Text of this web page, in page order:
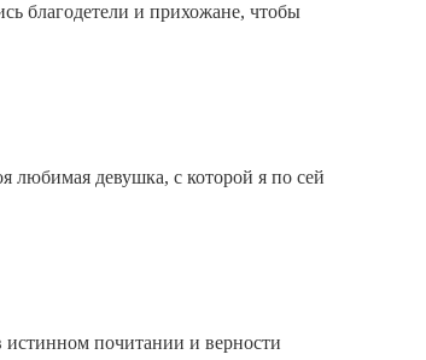
благодетели и прихожане, чтобы
любимая девушка, с которой я по сей
истинном почитании и верности